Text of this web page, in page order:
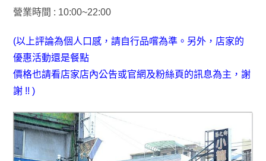
營業時間 : 10:00~22:00
(以上評論為個人口感，請自行品嚐為準。另外，店家的
優惠活動還是餐點
價格也請看店家店內公告或官網及粉絲頁的訊息為主 ，謝
謝 !! )